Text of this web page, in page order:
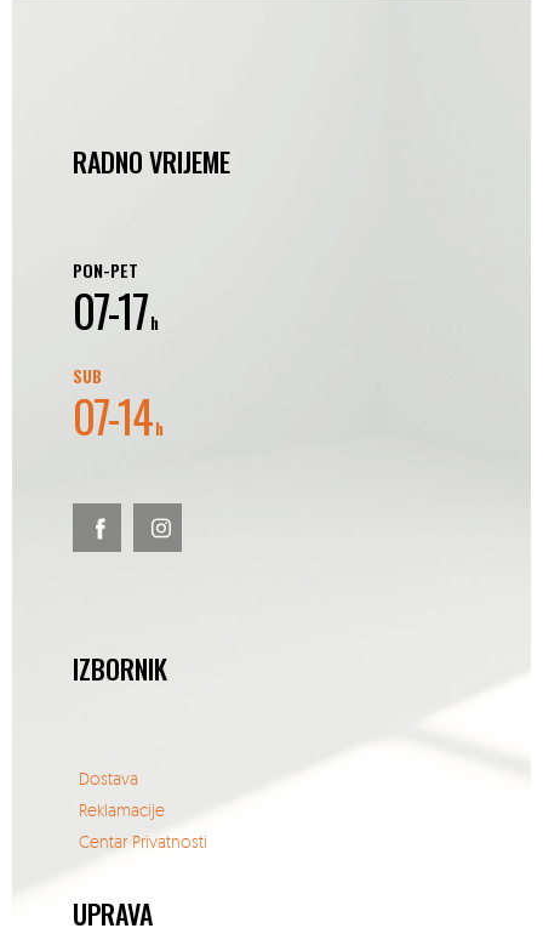
RADNO VRIJEME
PON-PET
07-17h
SUB
07-14h
IZBORNIK
Dostava
Reklamacije
Centar Privatnosti
UPRAVA